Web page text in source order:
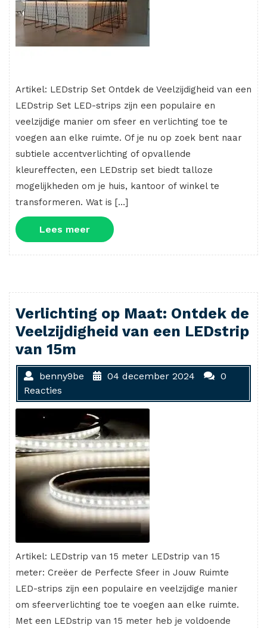
Artikel: LEDstrip Set Ontdek de Veelzijdigheid van een
LEDstrip Set LED-strips zijn een populaire en
veelzijdige manier om sfeer en verlichting toe te
voegen aan elke ruimte. Of je nu op zoek bent naar
subtiele accentverlichting of opvallende
kleureffecten, een LEDstrip set biedt talloze
mogelijkheden om je huis, kantoor of winkel te
transformeren. Wat is […]
Lees meerLees
meer
Verlichting op Maat: Ontdek de
Veelzijdigheid van een LEDstrip
van 15m
benny9be 04 december 2024
0
Reacties
Artikel: LEDstrip van 15 meter LEDstrip van 15
meter: Creëer de Perfecte Sfeer in Jouw Ruimte
LED-strips zijn een populaire en veelzijdige manier
om sfeerverlichting toe te voegen aan elke ruimte.
Met een LEDstrip van 15 meter heb je voldoende